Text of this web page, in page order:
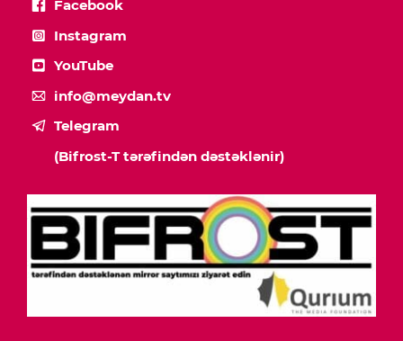
Facebook
Instagram
YouTube
info@meydan.tv
Telegram
(Bifrost-T tərəfindən dəstəklənir)